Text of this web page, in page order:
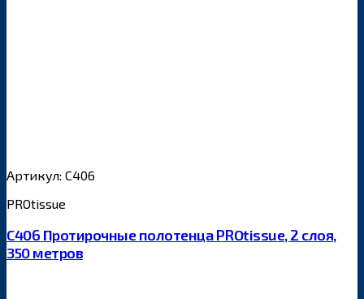
Артикул: С406
PROtissue
С406 Протирочные полотенца PROtissue, 2 слоя,
350 метров